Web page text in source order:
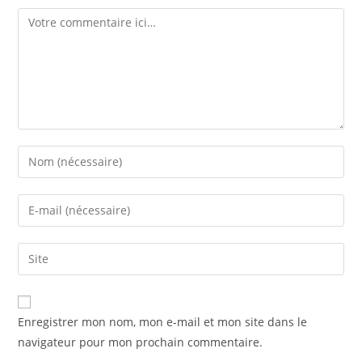
Enregistrer mon nom, mon e-mail et mon site dans le
navigateur pour mon prochain commentaire.